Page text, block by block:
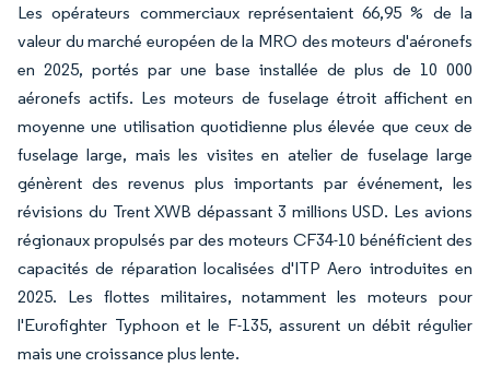
Les opérateurs commerciaux représentaient 66,95 % de la
valeur du marché européen de la MRO des moteurs d'aéronefs
en 2025, portés par une base installée de plus de 10 000
aéronefs actifs. Les moteurs de fuselage étroit affichent en
moyenne une utilisation quotidienne plus élevée que ceux de
fuselage large, mais les visites en atelier de fuselage large
génèrent des revenus plus importants par événement, les
révisions du Trent XWB dépassant 3 millions USD. Les avions
régionaux propulsés par des moteurs CF34-10 bénéficient des
capacités de réparation localisées d'ITP Aero introduites en
2025. Les flottes militaires, notamment les moteurs pour
l'Eurofighter Typhoon et le F-135, assurent un débit régulier
mais une croissance plus lente.